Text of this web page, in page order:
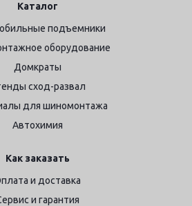
Каталог
подъемники
оборудование
Домкраты
сход-развал
для шиномонтажа
Автохимия
Как заказать
и доставка
и гарантия